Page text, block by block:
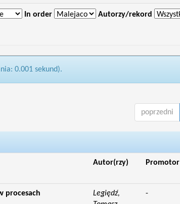
In order Autorzy/rekord
0.001 sekund).
poprzedni
Autor(rzy) Promotor
procesach
Legiędź,
-